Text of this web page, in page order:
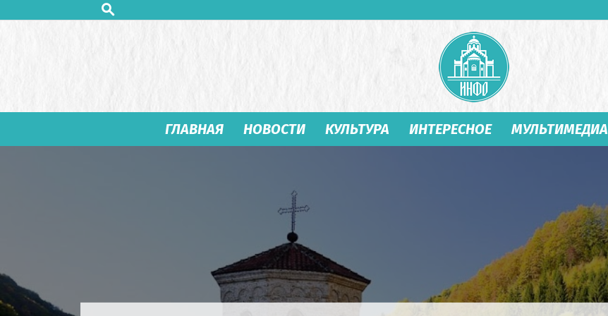
Студеница
ГЛАВНАЯ НОВОСТИ КУЛЬТУРА ИНТЕРЕСНОЕ МУЛЬТИМЕДИА